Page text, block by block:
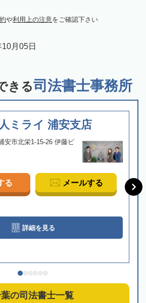
や利用上の注意をご確認下さい
月05日
きる司法書士事務所
ミライ 浦安支店
安市北栄1-15-26 伊藤ビ
る メールする
詳細を見る
の司法書士一覧